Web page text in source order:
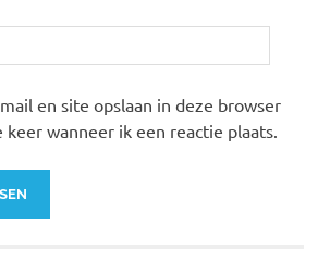
en site opslaan in deze browser
wanneer ik een reactie plaats.